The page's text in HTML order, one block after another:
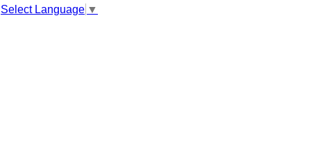
Select Language ▼